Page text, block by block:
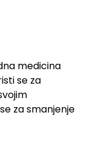
medicina
se za
za smanjenje